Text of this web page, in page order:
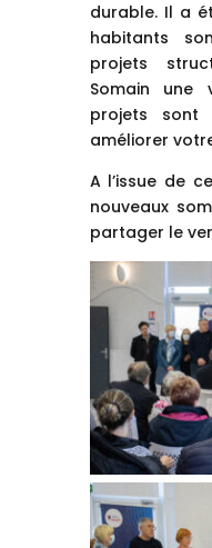
durable. Il a
habitants
projets
Somain une
projets
améliorer
A l’issue de
nouveaux
partager le